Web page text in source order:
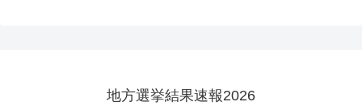
地方選挙結果速報2026